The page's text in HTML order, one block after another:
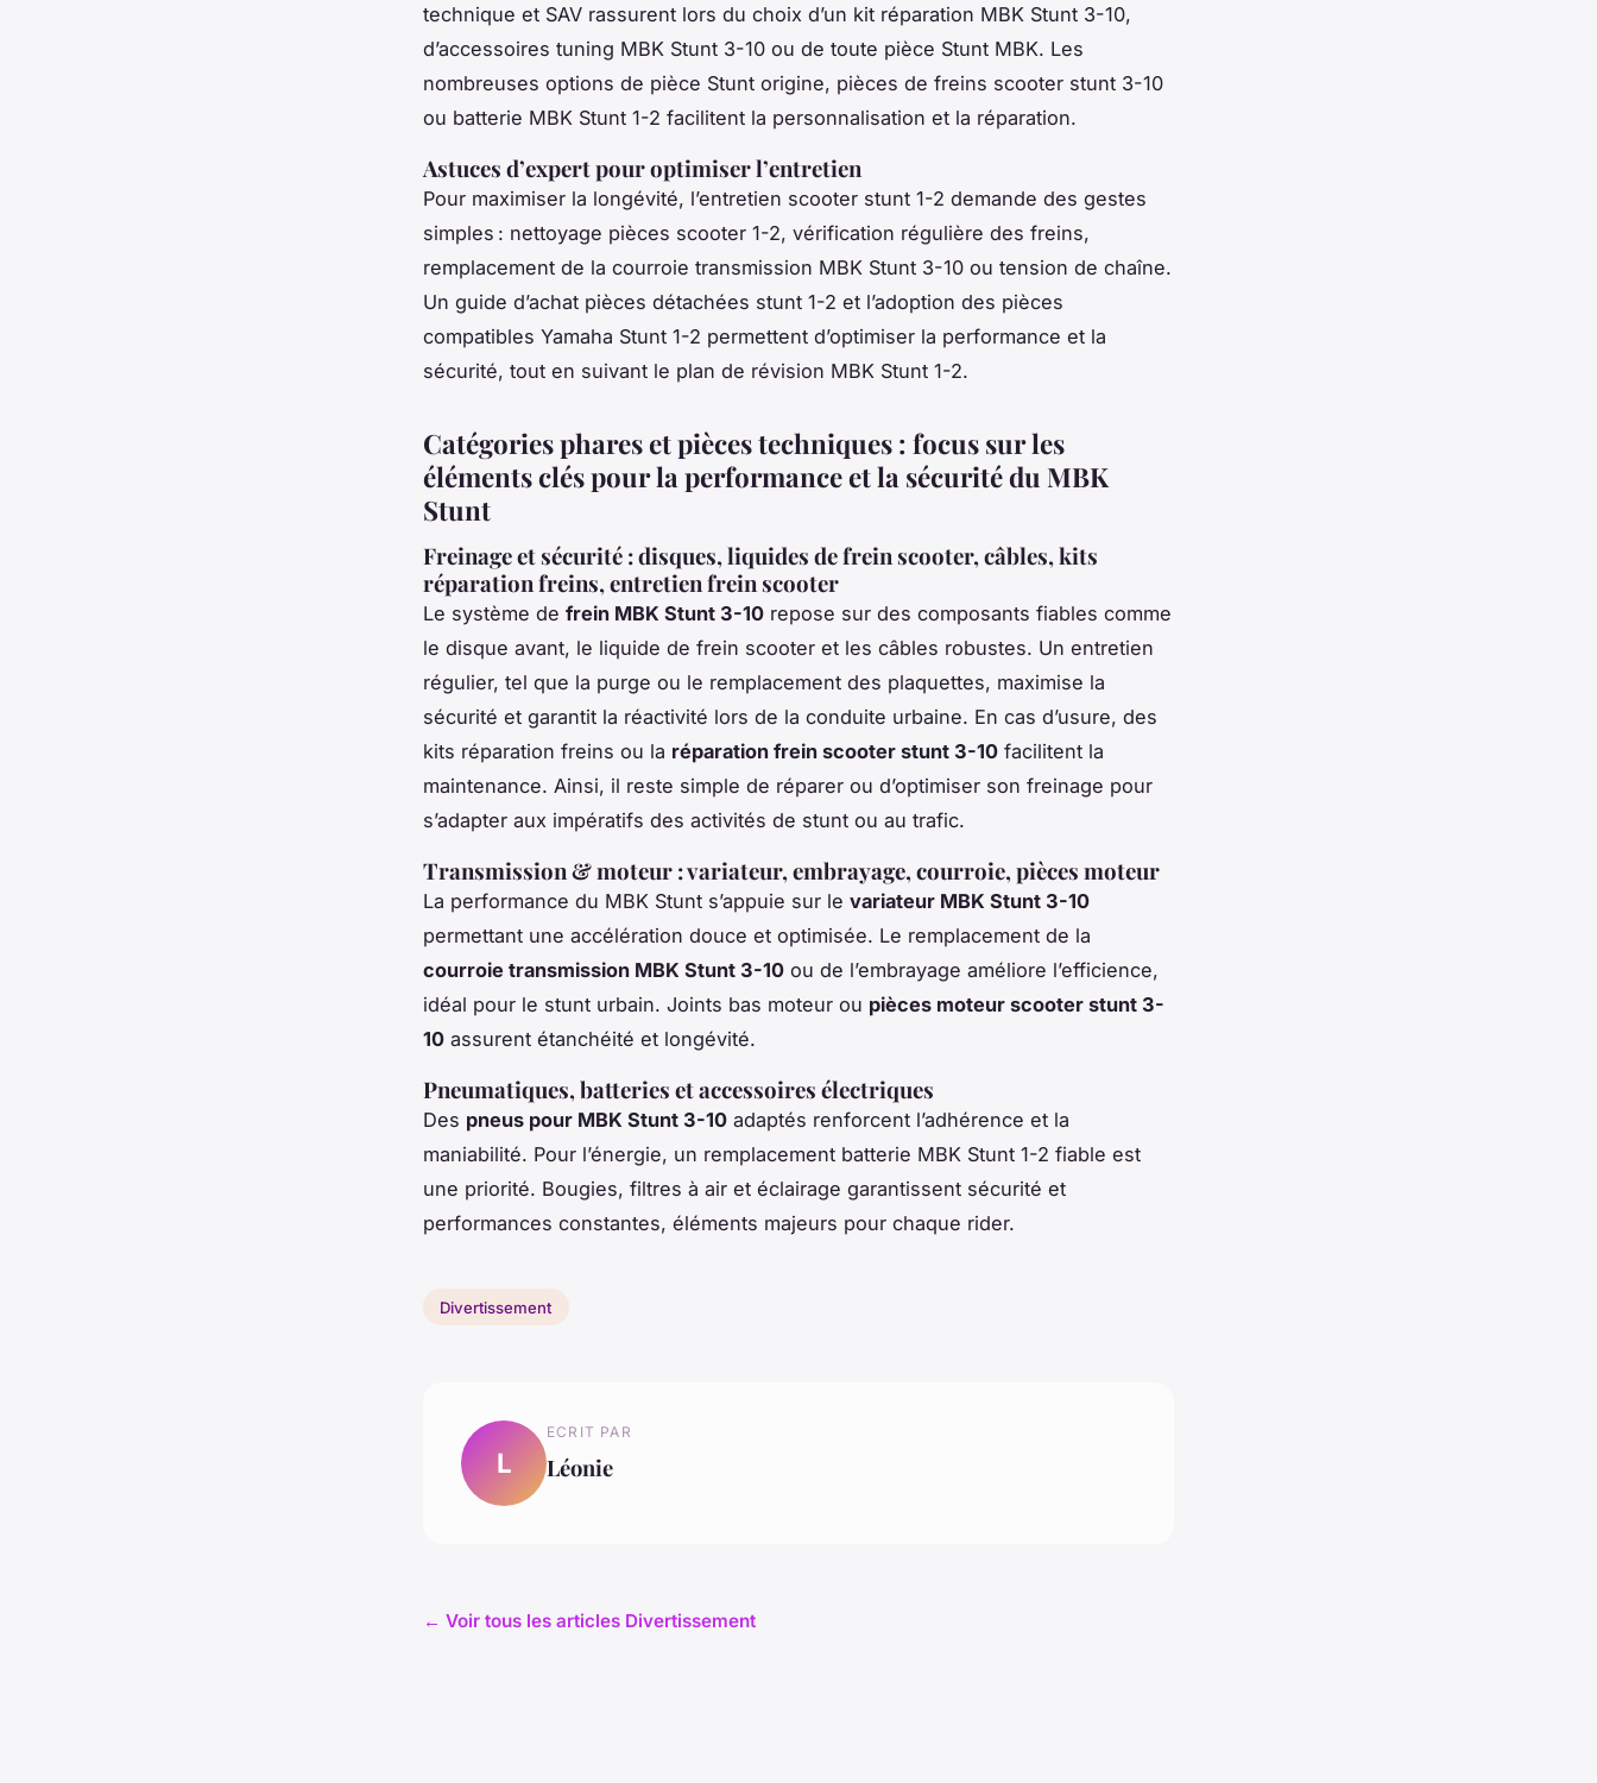
technique et SAV rassurent lors du choix d’un kit réparation MBK Stunt 3-10,
d’accessoires tuning MBK Stunt 3-10 ou de toute pièce Stunt MBK. Les
nombreuses options de pièce Stunt origine, pièces de freins scooter stunt 3-10
ou batterie MBK Stunt 1-2 facilitent la personnalisation et la réparation.
Astuces d’expert pour optimiser l’entretien
Pour maximiser la longévité, l’entretien scooter stunt 1-2 demande des gestes
simples : nettoyage pièces scooter 1-2, vérification régulière des freins,
remplacement de la courroie transmission MBK Stunt 3-10 ou tension de chaîne.
Un guide d’achat pièces détachées stunt 1-2 et l’adoption des pièces
compatibles Yamaha Stunt 1-2 permettent d’optimiser la performance et la
sécurité, tout en suivant le plan de révision MBK Stunt 1-2.
Catégories phares et pièces techniques : focus sur les
éléments clés pour la performance et la sécurité du MBK
Stunt
Freinage et sécurité : disques, liquides de frein scooter, câbles, kits
réparation freins, entretien frein scooter
Le système de frein MBK Stunt 3-10 repose sur des composants fiables comme
le disque avant, le liquide de frein scooter et les câbles robustes. Un entretien
régulier, tel que la purge ou le remplacement des plaquettes, maximise la
sécurité et garantit la réactivité lors de la conduite urbaine. En cas d’usure, des
kits réparation freins ou la réparation frein scooter stunt 3-10 facilitent la
maintenance. Ainsi, il reste simple de réparer ou d’optimiser son freinage pour
s’adapter aux impératifs des activités de stunt ou au trafic.
Transmission & moteur : variateur, embrayage, courroie, pièces moteur
La performance du MBK Stunt s’appuie sur le variateur MBK Stunt 3-10
permettant une accélération douce et optimisée. Le remplacement de la
courroie transmission MBK Stunt 3-10 ou de l’embrayage améliore l’efficience,
idéal pour le stunt urbain. Joints bas moteur ou pièces moteur scooter stunt 3-
10 assurent étanchéité et longévité.
Pneumatiques, batteries et accessoires électriques
Des pneus pour MBK Stunt 3-10 adaptés renforcent l’adhérence et la
maniabilité. Pour l’énergie, un remplacement batterie MBK Stunt 1-2 fiable est
une priorité. Bougies, filtres à air et éclairage garantissent sécurité et
performances constantes, éléments majeurs pour chaque rider.
Divertissement
L
ECRIT PAR
Léonie
← Voir tous les articles Divertissement